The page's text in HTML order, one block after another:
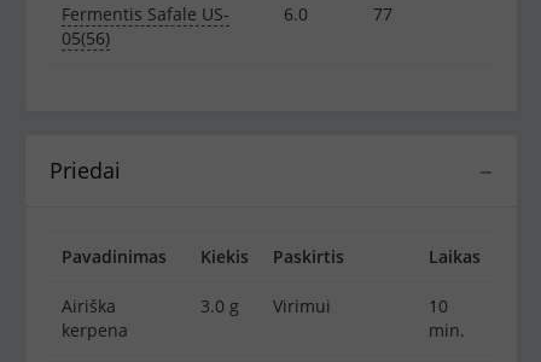
Fermentis Safale US-
05(56)
6.0 77
−
Priedai
Pavadinimas Kiekis Paskirtis Laikas
Airiška
kerpena
3.0 g Virimui
10
min.